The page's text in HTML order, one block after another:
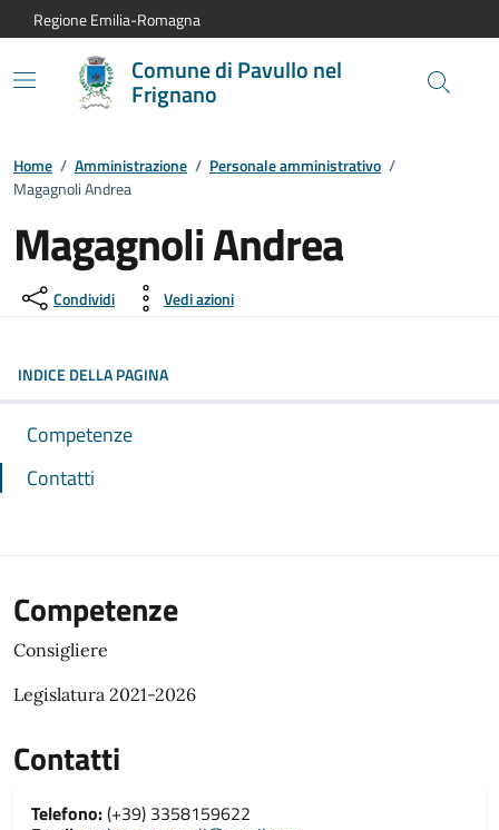
Vai al contenuto principale
Vai alla navigazione del sito
Vai al piede di pagina
Regione Emilia-Romagna
Comune di Pavullo nel
Frignano
Home / Amministrazione / Personale amministrativo /
Magagnoli Andrea
Magagnoli Andrea
Condividi Vedi azioni
INDICE DELLA PAGINA
Competenze
Contatti
Competenze
Consigliere
Legislatura 2021-2026
Contatti
Telefono:(+39) 3358159622